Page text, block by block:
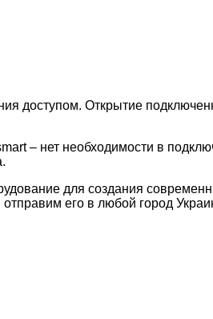
доступом. Открытие
– нет необходимости в
для создания
его в любой город